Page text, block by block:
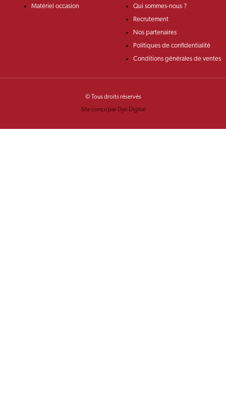
Matériel occasion
Qui sommes-nous ?
Recrutement
Nos partenaires
Politiques de confidentialité
Conditions générales de ventes
© Tous droits réservés
Site conçu par Dyo Digital